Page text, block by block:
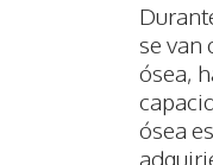
se van
ósea,
ósea